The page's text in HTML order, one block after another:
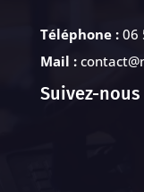
Téléphone : 06
Mail :
Suivez-nous